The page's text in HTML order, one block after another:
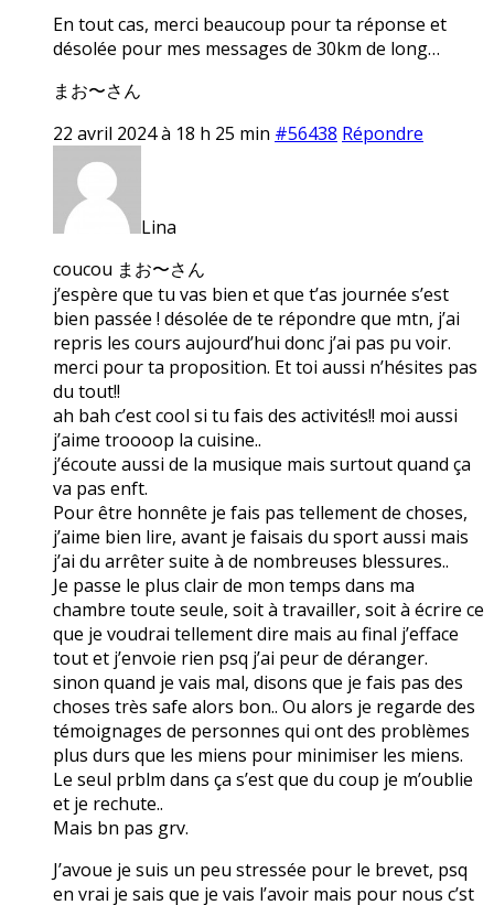
En tout cas, merci beaucoup pour ta réponse et
désolée pour mes messages de 30km de long…
まお〜さん
22 avril 2024 à 18 h 25 min #56438 Répondre
Lina
coucou まお〜さん
j’espère que tu vas bien et que t’as journée s’est
bien passée ! désolée de te répondre que mtn, j’ai
repris les cours aujourd’hui donc j’ai pas pu voir.
merci pour ta proposition. Et toi aussi n’hésites pas
du tout!!
ah bah c’est cool si tu fais des activités!! moi aussi
j’aime troooop la cuisine..
j’écoute aussi de la musique mais surtout quand ça
va pas enft.
Pour être honnête je fais pas tellement de choses,
j’aime bien lire, avant je faisais du sport aussi mais
j’ai du arrêter suite à de nombreuses blessures..
Je passe le plus clair de mon temps dans ma
chambre toute seule, soit à travailler, soit à écrire ce
que je voudrai tellement dire mais au final j’efface
tout et j’envoie rien psq j’ai peur de déranger.
sinon quand je vais mal, disons que je fais pas des
choses très safe alors bon.. Ou alors je regarde des
témoignages de personnes qui ont des problèmes
plus durs que les miens pour minimiser les miens.
Le seul prblm dans ça s’est que du coup je m’oublie
et je rechute..
Mais bn pas grv.
J’avoue je suis un peu stressée pour le brevet, psq
en vrai je sais que je vais l’avoir mais pour nous c’st